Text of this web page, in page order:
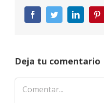
FacebookTwitterLinkedIn
Deja tu comentario
Comentar